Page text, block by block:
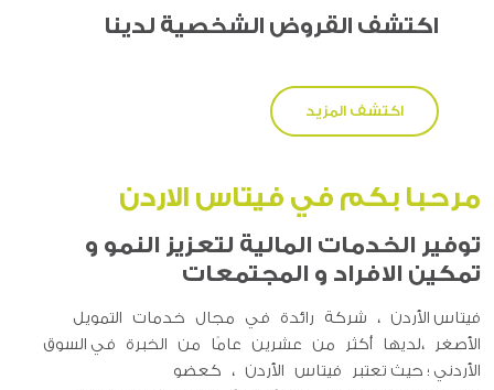
اكتشف القروض الشخصية لدينا
اكتشف المزيد
مرحبا بكم في فيتاس الاردن
توفير الخدمات المالية لتعزيز النمو و
تمكين الافراد و المجتمعات
فيتاس الأردن ، شركة رائدة في مجال خدمات التمويل
الأصغر ،لديها أكثر من عشرين عامًا من الخبرة في السوق
الأردني ؛ حيث تعتبر فيتاس الأردن ، كعضو